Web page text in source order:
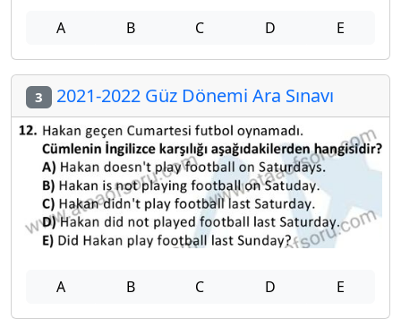
A B C D E
3 2021-2022 Güz Dönemi Ara Sınavı
A B C D E